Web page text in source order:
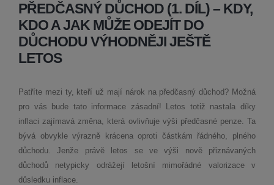
PŘEDČASNÝ DŮCHOD (1. DÍL) – KDY,
KDO A JAK MŮŽE ODEJÍT DO
DŮCHODU VÝHODNĚJI JEŠTĚ
LETOS
Patříte mezi ty, kteří už mají nárok na předčasný důchod? Možná
pro vás bude tato informace zásadní! Letos totiž nastala díky
inflaci zajímavá změna, která ovlivňuje výši předčasné penze. Ta
bývá obvykle výrazně krácena oproti částkám řádného, plného
důchodu. Jenže právě letos se ve výši nově přiznávaných
důchodů netypicky odrážejí letošní mimořádné valorizace v
důsledku inflace.